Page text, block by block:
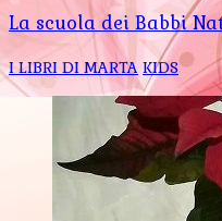
La scuola dei Babbi
I LIBRI DI MARTA KIDS